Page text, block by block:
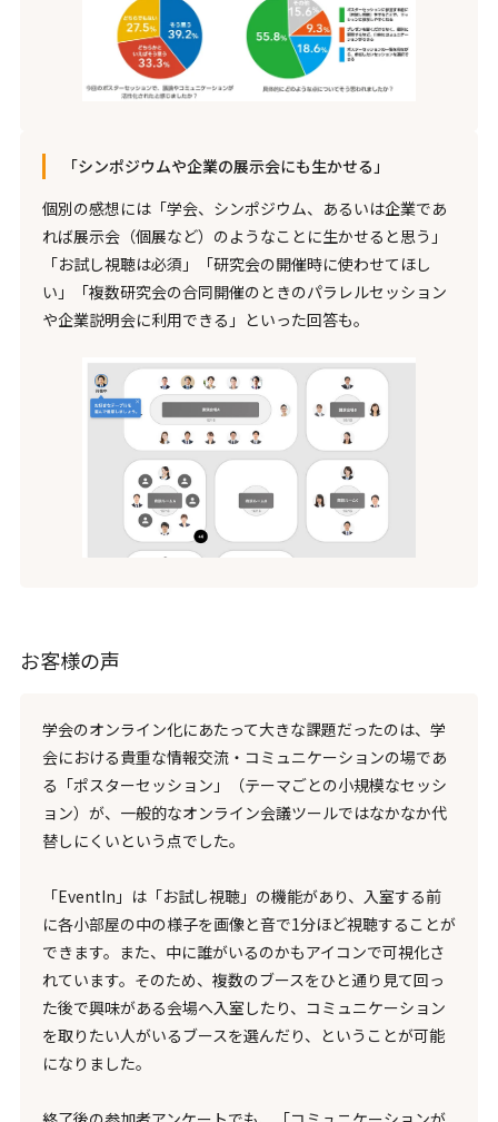
「シンポジウムや企業の展示会にも生かせる」
個別の感想には「学会、シンポジウム、あるいは企業であ
れば展示会（個展など）のようなことに生かせると思う」
「お試し視聴は必須」「研究会の開催時に使わせてほし
い」「複数研究会の合同開催のときのパラレルセッション
や企業説明会に利用できる」といった回答も。
お客様の声
学会のオンライン化にあたって大きな課題だったのは、学
会における貴重な情報交流・コミュニケーションの場であ
る「ポスターセッション」（テーマごとの小規模なセッシ
ョン）が、一般的なオンライン会議ツールではなかなか代
替しにくいという点でした。
「EventIn」は「お試し視聴」の機能があり、入室する前
に各小部屋の中の様子を画像と音で1分ほど視聴することが
できます。また、中に誰がいるのかもアイコンで可視化さ
れています。そのため、複数のブースをひと通り見て回っ
た後で興味がある会場へ入室したり、コミュニケーション
を取りたい人がいるブースを選んだり、ということが可能
になりました。